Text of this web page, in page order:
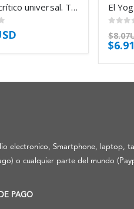
Teatro crítico universal. Tomo VI – Benito Jerónimo Feijoo
$
$
electronico, Smartphone, laptop,
o cualquier parte del mundo
PAGO